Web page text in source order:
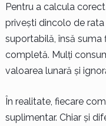
Pentru a calcula
privești dincolo de
suportabilă, însă
completă. Mulți
valoarea lunară și
În realitate, fiecare
suplimentar. Chiar și